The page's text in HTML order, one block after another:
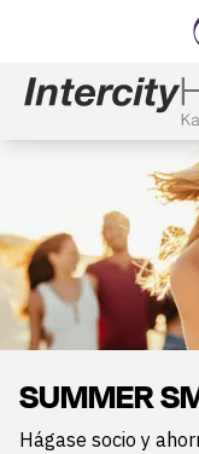
SUMMER
Hágase socio y